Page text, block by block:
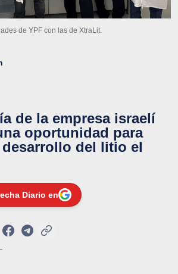
de YPF con las de XtraLit.
de la empresa israelí
oportunidad para
del litio el
Diario en